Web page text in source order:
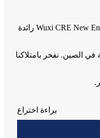
تُعد شركة Wuxi CRE New Energy Technology Co., Ltd رائدة
في الصين. نفخر بامتلاكنا
براءة اختراع